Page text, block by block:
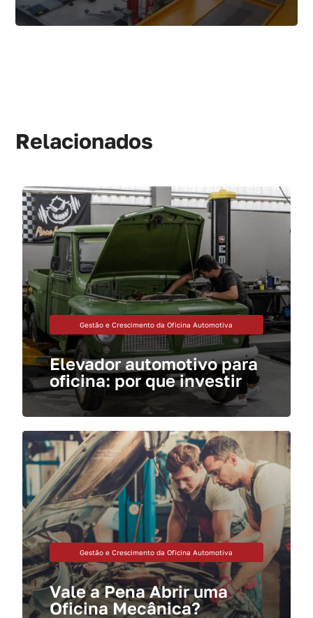
Relacionados
Gestão e Crescimento da Oficina Automotiva
Elevador automotivo para
oficina: por que investir
Gestão e Crescimento da Oficina Automotiva
Vale a Pena Abrir uma
Oficina Mecânica?